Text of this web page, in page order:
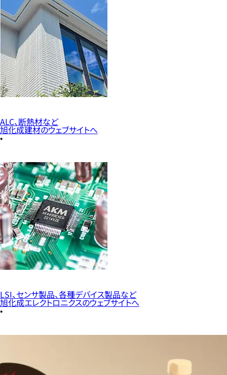
ALC、断熱材など
旭化成建材のウェブサイトへ
LSI、センサ製品、各種デバイス製品など
旭化成エレクトロニクスのウェブサイトへ